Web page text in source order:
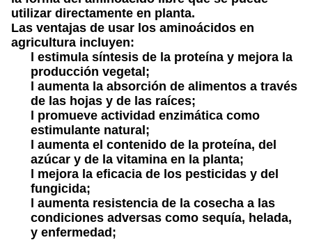
utilizar directamente en planta.
Las ventajas de usar los aminoácidos en
agricultura incluyen:
l estimula síntesis de la proteína y mejora la
producción vegetal;
l aumenta la absorción de alimentos a través
de las hojas y de las raíces;
l promueve actividad enzimática como
estimulante natural;
l aumenta el contenido de la proteína, del
azúcar y de la vitamina en la planta;
l mejora la eficacia de los pesticidas y del
fungicida;
l aumenta resistencia de la cosecha a las
condiciones adversas como sequía, helada,
y enfermedad;